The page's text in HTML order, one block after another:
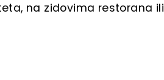
na zidovima restorana ili